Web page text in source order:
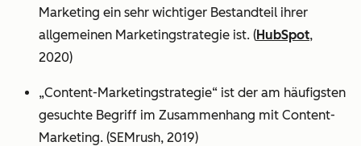
Marketing ein sehr wichtiger Bestandteil ihrer
allgemeinen Marketingstrategie ist. (HubSpot,
2020)
„Content-Marketingstrategie“ ist der am häufigsten
gesuchte Begriff im Zusammenhang mit Content-
Marketing. (SEMrush, 2019)